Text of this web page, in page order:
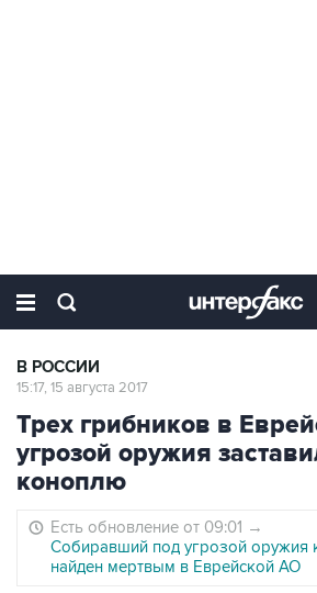
В РОССИИ
15:17, 15 августа 2017
Трех грибников в
угрозой оружия
коноплю
Есть обновление от 09:01 →
Собиравший под угрозой оружия
найден мертвым в Еврейской АО